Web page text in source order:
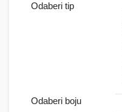
Odaberi tip
Odaberi boju